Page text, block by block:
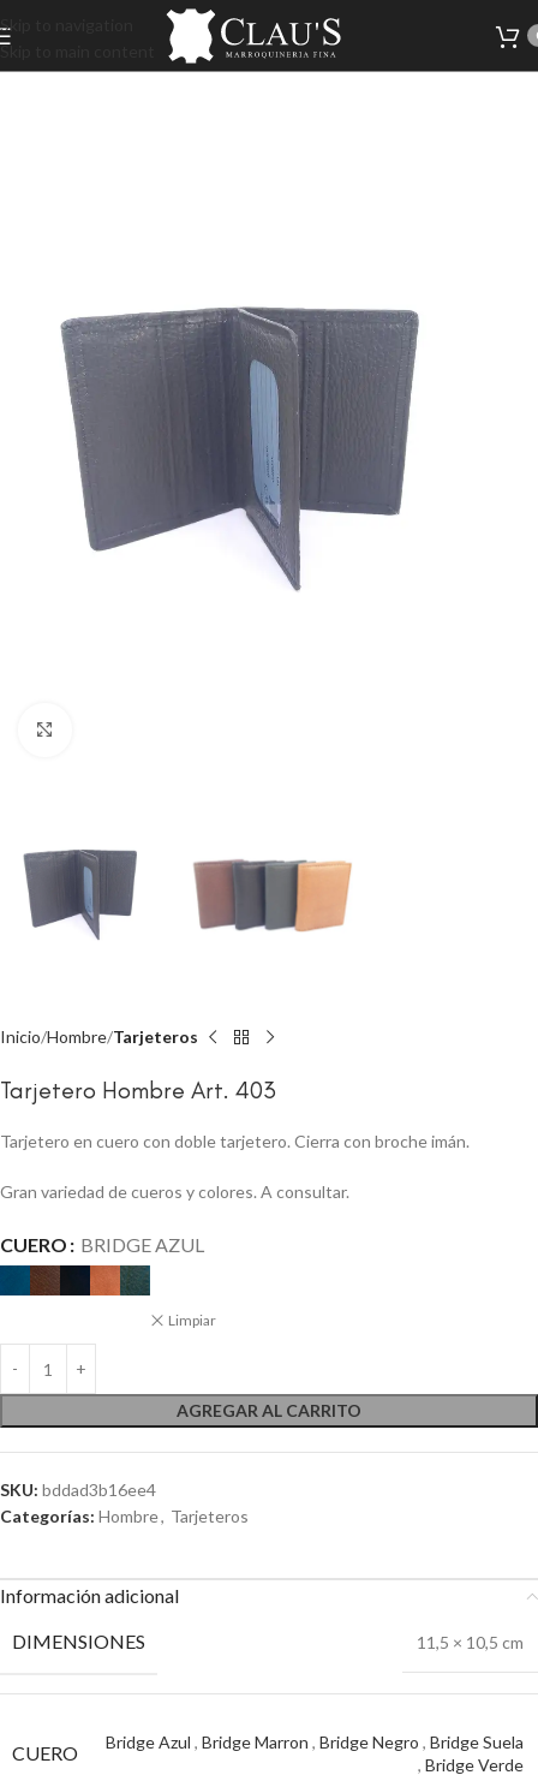
Skip to navigation
Skip to main content
Inicio Hombre Tarjeteros
Tarjetero Hombre Art. 403
Tarjetero en cuero con doble tarjetero. Cierra con broche imán.
Gran variedad de cueros y colores. A consultar.
CUERO BRIDGE AZUL
Limpiar
AGREGAR AL CARRITO
SKU: bddad3b16ee4
Categorías: Hombre, Tarjeteros
Información adicional
DIMENSIONES
11,5 × 10,5 cm
CUERO Bridge Azul , Bridge Marron , Bridge Negro , Bridge Suela
, Bridge Verde